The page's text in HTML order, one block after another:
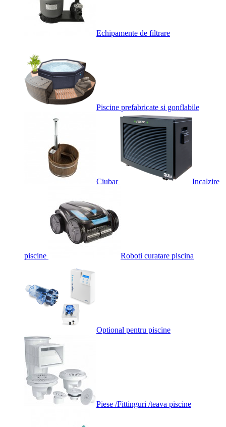
Echipamente de filtrare
Piscine prefabricate si gonflabile
Ciubar Incalzire
piscine Roboti curatare piscina
Optional pentru piscine
Piese /Fittinguri /teava piscine